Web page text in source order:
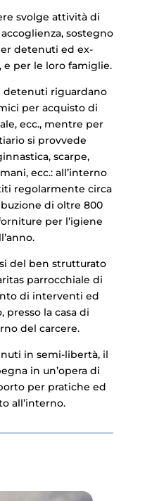
svolge attività di
sostegno
detenuti ed ex-
per le loro famiglie.
detenuti riguardano
per acquisto di
ecc., mentre per
si provvede
scarpe,
ecc.: all’interno
regolarmente circa
di oltre 800
per l’igiene
del ben strutturato
parrocchiale di
di interventi ed
presso la casa di
del carcere.
in semi-libertà, il
in un’opera di
per pratiche ed
all’interno.